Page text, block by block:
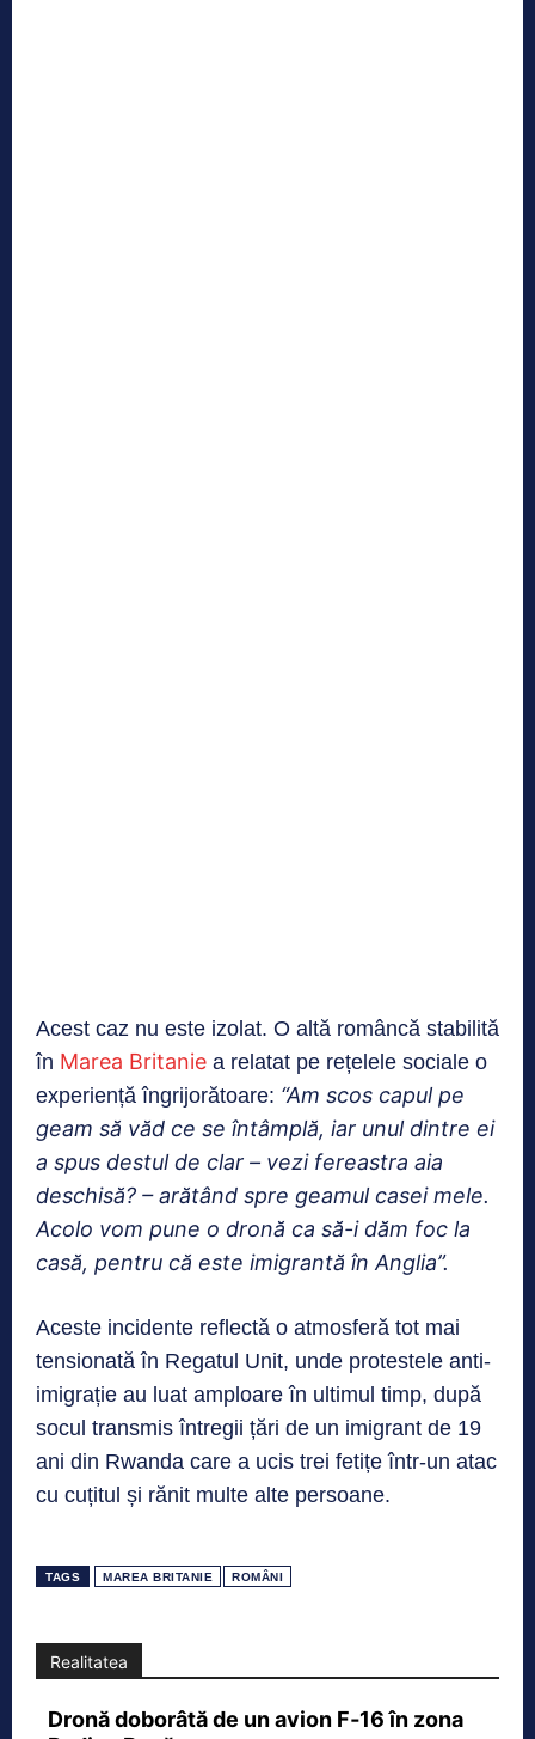
Acest caz nu este izolat. O altă româncă stabilită
în Marea Britanie a relatat pe rețelele sociale o
experiență îngrijorătoare: “Am scos capul pe
geam să văd ce se întâmplă, iar unul dintre ei
a spus destul de clar – vezi fereastra aia
deschisă? – arătând spre geamul casei mele.
Acolo vom pune o dronă ca să-i dăm foc la
casă, pentru că este imigrantă în Anglia”.
Aceste incidente reflectă o atmosferă tot mai
tensionată în Regatul Unit, unde protestele anti-
imigrație au luat amploare în ultimul timp, după
socul transmis întregii țări de un imigrant de 19
ani din Rwanda care a ucis trei fetițe într-un atac
cu cuțitul și rănit multe alte persoane.
TAGS MAREA BRITANIE ROMÂNI
Realitatea
Dronă doborâtă de un avion F‑16 în zona